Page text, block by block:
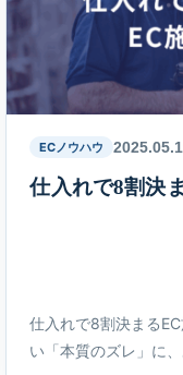
ECノウハウ
仕入れで8割決
仕入れで8割決まるEC施策の話 施
い「本質のズレ」に